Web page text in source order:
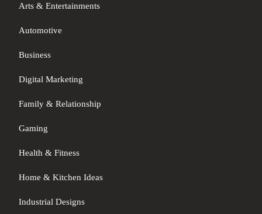
Arts & Entertainments
Automotive
Business
Digital Marketing
Family & Relationship
Gaming
Health & Fitness
Home & Kitchen Ideas
Industrial Designs